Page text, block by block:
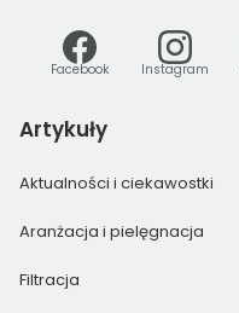
Facebook Instagram
Artykuły
Aktualności i ciekawostki
Aranżacja i pielęgnacja
Filtracja